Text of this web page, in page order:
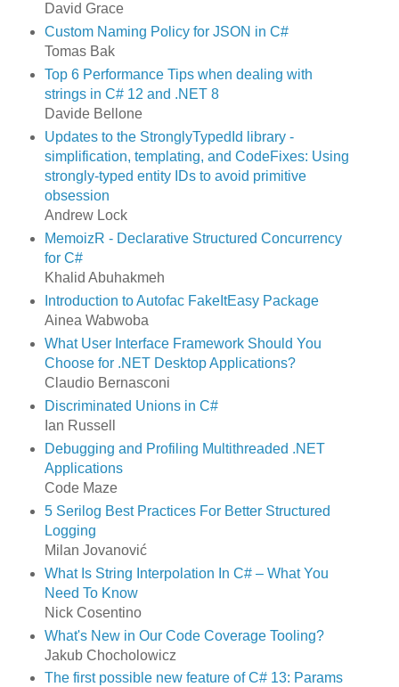
David Grace
Custom Naming Policy for JSON in C#
Tomas Bak
Top 6 Performance Tips when dealing with
strings in C# 12 and .NET 8
Davide Bellone
Updates to the StronglyTypedId library -
simplification, templating, and CodeFixes: Using
strongly-typed entity IDs to avoid primitive
obsession
Andrew Lock
MemoizR - Declarative Structured Concurrency
for C#
Khalid Abuhakmeh
Introduction to Autofac FakeItEasy Package
Ainea Wabwoba
What User Interface Framework Should You
Choose for .NET Desktop Applications?
Claudio Bernasconi
Discriminated Unions in C#
Ian Russell
Debugging and Profiling Multithreaded .NET
Applications
Code Maze
5 Serilog Best Practices For Better Structured
Logging
Milan Jovanović
What Is String Interpolation In C# – What You
Need To Know
Nick Cosentino
What's New in Our Code Coverage Tooling?
Jakub Chocholowicz
The first possible new feature of C# 13: Params